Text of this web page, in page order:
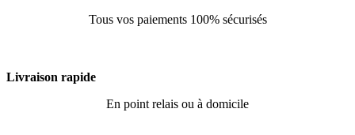
Tous vos paiements 100% sécurisés
Livraison rapide
En point relais ou à domicile